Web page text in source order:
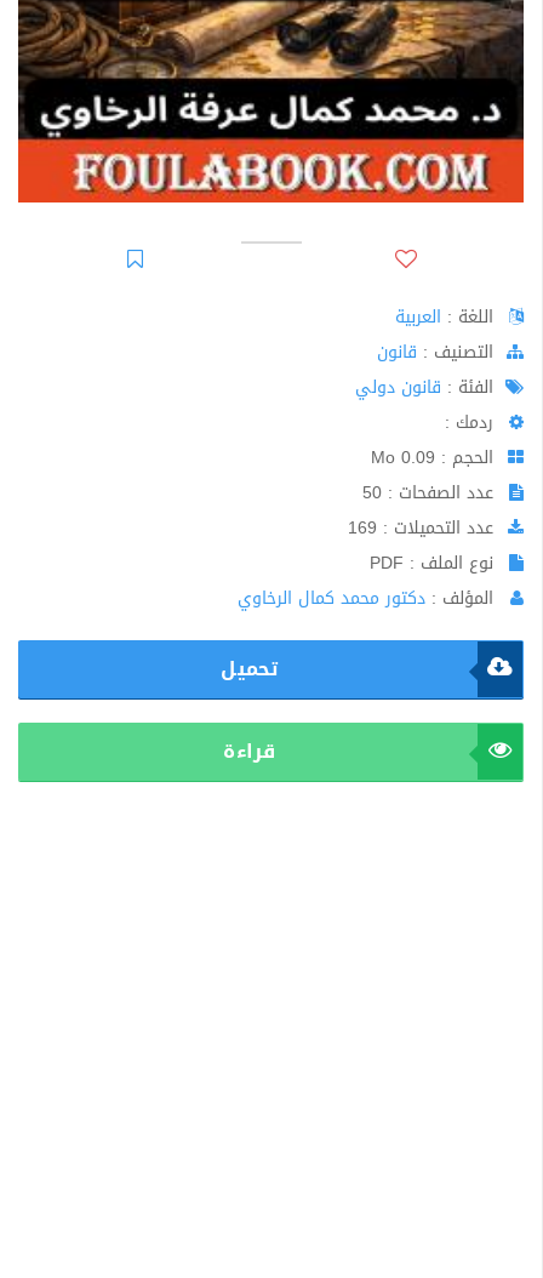
اللغة : العربية
اﻟﺘﺼﻨﻴﻒ : قانون
الفئة : قانون دولي
ردمك :
الحجم : 0.09 Mo
عدد الصفحات : 50
عدد التحميلات : 169
نوع الملف : PDF
المؤلف : دكتور محمد كمال الرخاوي
تحميل
قراءة